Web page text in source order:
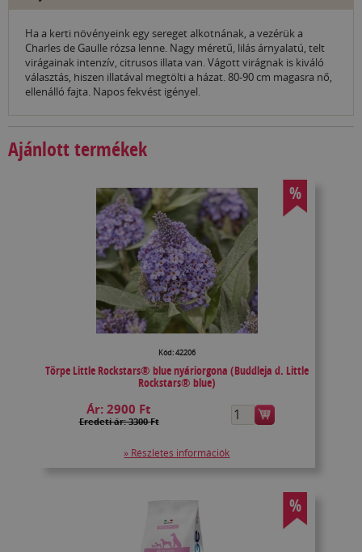
Ha a kerti növényeink egy sereget alkotnának, a vezérük a
Charles de Gaulle rózsa lenne. Nagy méretű, lilás árnyalatú, telt
virágainak intenzív, citrusos illata van. Vágott virágnak is kiváló
választás, hiszen illatával megtölti a házat. 80-90 cm magasra nő,
ellenálló fajta. Napos fekvést igényel.
Ajánlott termékek
%
Kód: 42206
Törpe Little Rockstars® blue nyáriorgona (Buddleja d. Little
Rockstars® blue)
Ár:2900 Ft
Eredeti ár: 3300 Ft
» Részletes információk
%